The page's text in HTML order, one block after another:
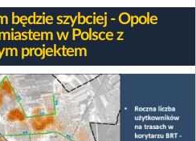
będzie szybciej - Opole
w Polsce z
projektem